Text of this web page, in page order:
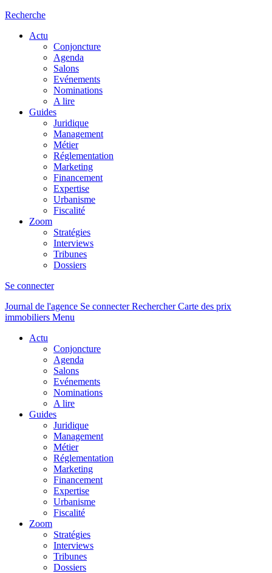
Recherche
Actu
Conjoncture
Agenda
Salons
Evénements
Nominations
A lire
Guides
Juridique
Management
Métier
Réglementation
Marketing
Financement
Expertise
Urbanisme
Fiscalité
Zoom
Stratégies
Interviews
Tribunes
Dossiers
Se connecter
Journal de l'agence Se connecterRechercher Carte des prix
immobiliers Menu
Actu
Conjoncture
Agenda
Salons
Evénements
Nominations
A lire
Guides
Juridique
Management
Métier
Réglementation
Marketing
Financement
Expertise
Urbanisme
Fiscalité
Zoom
Stratégies
Interviews
Tribunes
Dossiers